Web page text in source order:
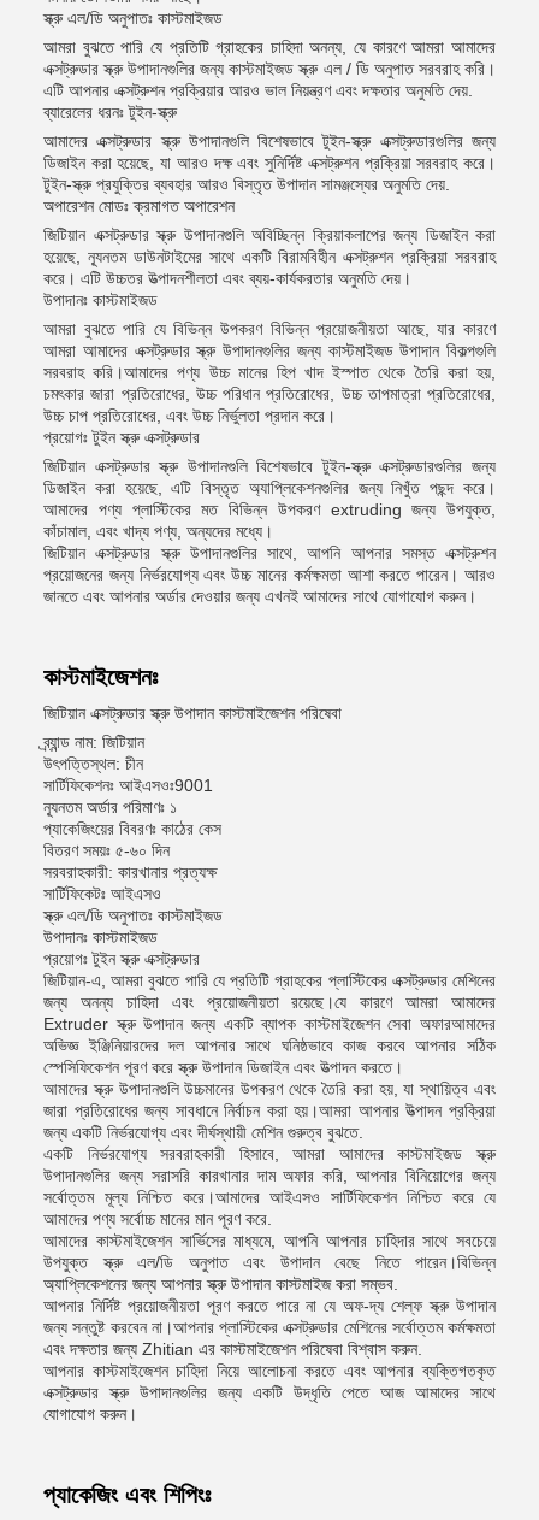
স্ক্রু এল/ডি অনুপাতঃ কাস্টমাইজড
আমরা বুঝতে পারি যে প্রতিটি গ্রাহকের চাহিদা অনন্য, যে কারণে আমরা আমাদের
এক্সট্রুডার স্ক্রু উপাদানগুলির জন্য কাস্টমাইজড স্ক্রু এল / ডি অনুপাত সরবরাহ করি।
এটি আপনার এক্সট্রুশন প্রক্রিয়ার আরও ভাল নিয়ন্ত্রণ এবং দক্ষতার অনুমতি দেয়.
ব্যারেলের ধরনঃ টুইন-স্ক্রু
আমাদের এক্সট্রুডার স্ক্রু উপাদানগুলি বিশেষভাবে টুইন-স্ক্রু এক্সট্রুডারগুলির জন্য
ডিজাইন করা হয়েছে, যা আরও দক্ষ এবং সুনির্দিষ্ট এক্সট্রুশন প্রক্রিয়া সরবরাহ করে।
টুইন-স্ক্রু প্রযুক্তির ব্যবহার আরও বিস্তৃত উপাদান সামঞ্জস্যের অনুমতি দেয়.
অপারেশন মোডঃ ক্রমাগত অপারেশন
জিটিয়ান এক্সট্রুডার স্ক্রু উপাদানগুলি অবিচ্ছিন্ন ক্রিয়াকলাপের জন্য ডিজাইন করা
হয়েছে, ন্যূনতম ডাউনটাইমের সাথে একটি বিরামবিহীন এক্সট্রুশন প্রক্রিয়া সরবরাহ
করে। এটি উচ্চতর উত্পাদনশীলতা এবং ব্যয়-কার্যকরতার অনুমতি দেয়।
উপাদানঃ কাস্টমাইজড
আমরা বুঝতে পারি যে বিভিন্ন উপকরণ বিভিন্ন প্রয়োজনীয়তা আছে, যার কারণে
আমরা আমাদের এক্সট্রুডার স্ক্রু উপাদানগুলির জন্য কাস্টমাইজড উপাদান বিকল্পগুলি
সরবরাহ করি।আমাদের পণ্য উচ্চ মানের হিপ খাদ ইস্পাত থেকে তৈরি করা হয়,
চমৎকার জারা প্রতিরোধের, উচ্চ পরিধান প্রতিরোধের, উচ্চ তাপমাত্রা প্রতিরোধের,
উচ্চ চাপ প্রতিরোধের, এবং উচ্চ নির্ভুলতা প্রদান করে।
প্রয়োগঃ টুইন স্ক্রু এক্সট্রুডার
জিটিয়ান এক্সট্রুডার স্ক্রু উপাদানগুলি বিশেষভাবে টুইন-স্ক্রু এক্সট্রুডারগুলির জন্য
ডিজাইন করা হয়েছে, এটি বিস্তৃত অ্যাপ্লিকেশনগুলির জন্য নিখুঁত পছন্দ করে।
আমাদের পণ্য প্লাস্টিকের মত বিভিন্ন উপকরণ extruding জন্য উপযুক্ত,
কাঁচামাল, এবং খাদ্য পণ্য, অন্যদের মধ্যে।
জিটিয়ান এক্সট্রুডার স্ক্রু উপাদানগুলির সাথে, আপনি আপনার সমস্ত এক্সট্রুশন
প্রয়োজনের জন্য নির্ভরযোগ্য এবং উচ্চ মানের কর্মক্ষমতা আশা করতে পারেন। আরও
জানতে এবং আপনার অর্ডার দেওয়ার জন্য এখনই আমাদের সাথে যোগাযোগ করুন।
কাস্টমাইজেশনঃ
জিটিয়ান এক্সট্রুডার স্ক্রু উপাদান কাস্টমাইজেশন পরিষেবা
ব্র্যান্ড নাম: জিটিয়ান
উৎপত্তিস্থল: চীন
সার্টিফিকেশনঃ আইএসওঃ9001
ন্যূনতম অর্ডার পরিমাণঃ ১
প্যাকেজিংয়ের বিবরণঃ কাঠের কেস
বিতরণ সময়ঃ ৫-৬০ দিন
সরবরাহকারী: কারখানার প্রত্যক্ষ
সার্টিফিকেটঃ আইএসও
স্ক্রু এল/ডি অনুপাতঃ কাস্টমাইজড
উপাদানঃ কাস্টমাইজড
প্রয়োগঃ টুইন স্ক্রু এক্সট্রুডার
জিটিয়ান-এ, আমরা বুঝতে পারি যে প্রতিটি গ্রাহকের প্লাস্টিকের এক্সট্রুডার মেশিনের
জন্য অনন্য চাহিদা এবং প্রয়োজনীয়তা রয়েছে।যে কারণে আমরা আমাদের
Extruder স্ক্রু উপাদান জন্য একটি ব্যাপক কাস্টমাইজেশন সেবা অফারআমাদের
অভিজ্ঞ ইঞ্জিনিয়ারদের দল আপনার সাথে ঘনিষ্ঠভাবে কাজ করবে আপনার সঠিক
স্পেসিফিকেশন পূরণ করে স্ক্রু উপাদান ডিজাইন এবং উত্পাদন করতে।
আমাদের স্ক্রু উপাদানগুলি উচ্চমানের উপকরণ থেকে তৈরি করা হয়, যা স্থায়িত্ব এবং
জারা প্রতিরোধের জন্য সাবধানে নির্বাচন করা হয়।আমরা আপনার উত্পাদন প্রক্রিয়া
জন্য একটি নির্ভরযোগ্য এবং দীর্ঘস্থায়ী মেশিন গুরুত্ব বুঝতে.
একটি নির্ভরযোগ্য সরবরাহকারী হিসাবে, আমরা আমাদের কাস্টমাইজড স্ক্রু
উপাদানগুলির জন্য সরাসরি কারখানার দাম অফার করি, আপনার বিনিয়োগের জন্য
সর্বোত্তম মূল্য নিশ্চিত করে।আমাদের আইএসও সার্টিফিকেশন নিশ্চিত করে যে
আমাদের পণ্য সর্বোচ্চ মানের মান পূরণ করে.
আমাদের কাস্টমাইজেশন সার্ভিসের মাধ্যমে, আপনি আপনার চাহিদার সাথে সবচেয়ে
উপযুক্ত স্ক্রু এল/ডি অনুপাত এবং উপাদান বেছে নিতে পারেন।বিভিন্ন
অ্যাপ্লিকেশনের জন্য আপনার স্ক্রু উপাদান কাস্টমাইজ করা সম্ভব.
আপনার নির্দিষ্ট প্রয়োজনীয়তা পূরণ করতে পারে না যে অফ-দ্য শেল্ফ স্ক্রু উপাদান
জন্য সন্তুষ্ট করবেন না।আপনার প্লাস্টিকের এক্সট্রুডার মেশিনের সর্বোত্তম কর্মক্ষমতা
এবং দক্ষতার জন্য Zhitian এর কাস্টমাইজেশন পরিষেবা বিশ্বাস করুন.
আপনার কাস্টমাইজেশন চাহিদা নিয়ে আলোচনা করতে এবং আপনার ব্যক্তিগতকৃত
এক্সট্রুডার স্ক্রু উপাদানগুলির জন্য একটি উদ্ধৃতি পেতে আজ আমাদের সাথে
যোগাযোগ করুন।
প্যাকেজিং এবং শিপিংঃ